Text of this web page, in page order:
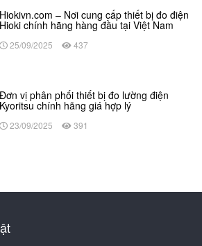
Hiokivn.com – Nơi cung cấp thiết bị đo điện
Hioki chính hãng hàng đầu tại Việt Nam
25/09/2025 437
Đơn vị phân phối thiết bị đo lường điện
Kyoritsu chính hãng giá hợp lý
23/09/2025 391